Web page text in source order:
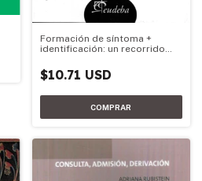
Formación de síntoma +
identificación: un recorrido
$10.71 USD